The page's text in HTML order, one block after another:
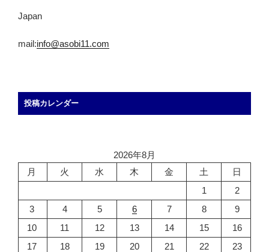
Japan
mail:info@asobi11.com
投稿カレンダー
2026年8月
月
火 水 木 金 土
日
1
2
3
4 5 6 7 8
9
10
11 12 13 14 15
16
17
18 19 20 21 22
23